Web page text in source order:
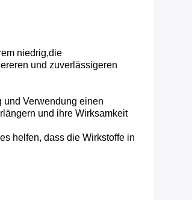
niedrig,die
und zuverlässigeren
und Verwendung einen
und ihre Wirksamkeit
helfen, dass die Wirkstoffe in